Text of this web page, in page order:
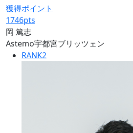
獲得ポイント
1746pts
岡 篤志
Astemo宇都宮ブリッツェン
RANK2